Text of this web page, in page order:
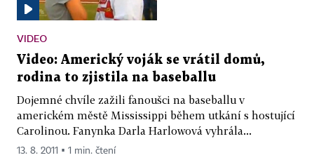
VIDEO
Video: Americký voják se vrátil domů,
rodina to zjistila na baseballu
Dojemné chvíle zažili fanoušci na baseballu v
americkém městě Mississippi během utkání s hostující
Carolinou. Fanynka Darla Harlowová vyhrála...
13. 8. 2011 ▪ 1 min. čtení